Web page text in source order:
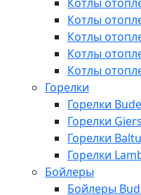
Котлы
Котлы
Котлы
Котлы
Котлы
Горелки
Горелки
Горелки
Горелки
Горелки
Бойлеры
Бойлеры